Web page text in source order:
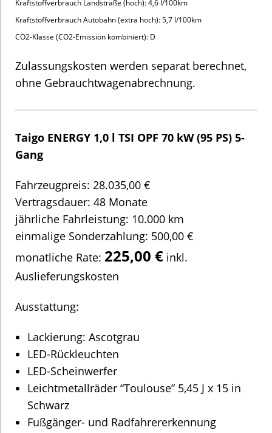
Taigo ENERGY 1,0 l TSI OPF 70 kW (95 PS) 5-
Gang
Vertragsdauer: 48 Monate
jährliche Fahrleistung: 10.000 km
einmalige Sonderzahlung: 500,00 €
Auslieferungskosten
Ausstattung:
Lackierung: Ascotgrau
LED-Rückleuchten
LED-Scheinwerfer
Leichtmetallräder “Toulouse” 5,45 J x 15 in
Schwarz
Vordersitze beheizbar
abgedunkelt
Climatronic
App-Connect für Apple CarPlay und Android
Auto
Energieverbrauch (kombiniert): 5,3 l/100km